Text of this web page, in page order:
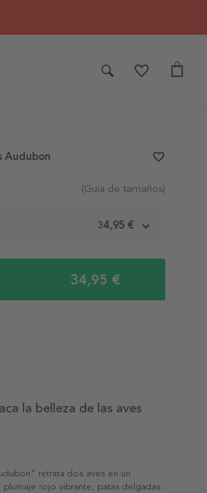
(Guía de tamaños)
34,95 €
34,95 €
Audubon favorite_border
la belleza de las aves
retrata dos aves en un
rojo vibrante, patas delgadas